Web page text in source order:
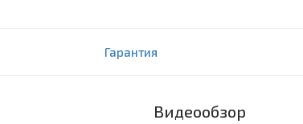
Гарантия
Видеообзор